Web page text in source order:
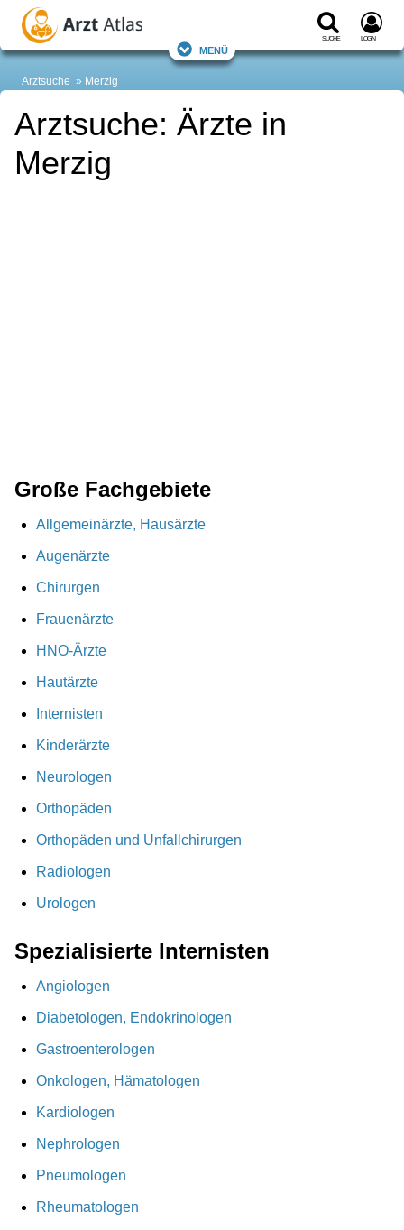
Suche Login
Menü
Arztsuche Merzig
Arztsuche: Ärzte in
Merzig
Große Fachgebiete
Allgemeinärzte, Hausärzte
Augenärzte
Chirurgen
Frauenärzte
HNO-Ärzte
Hautärzte
Internisten
Kinderärzte
Neurologen
Orthopäden
Orthopäden und Unfallchirurgen
Radiologen
Urologen
Spezialisierte Internisten
Angiologen
Diabetologen, Endokrinologen
Gastroenterologen
Onkologen, Hämatologen
Kardiologen
Nephrologen
Pneumologen
Rheumatologen